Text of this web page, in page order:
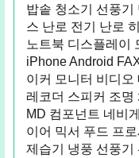
밥솥 청소기 선풍
스 난로 전기 난로
노트북 디스플레이
iPhone Android
이커 모니터 비디오
레코더 스피커 조
MD 컴포넌트 네비
이어 믹서 푸드 프
제습기 냉풍 선풍기